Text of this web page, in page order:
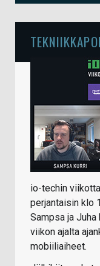
io-techin
perjantaisin klo
Sampsa ja
viikon ajalta
mobiiliaiheet.